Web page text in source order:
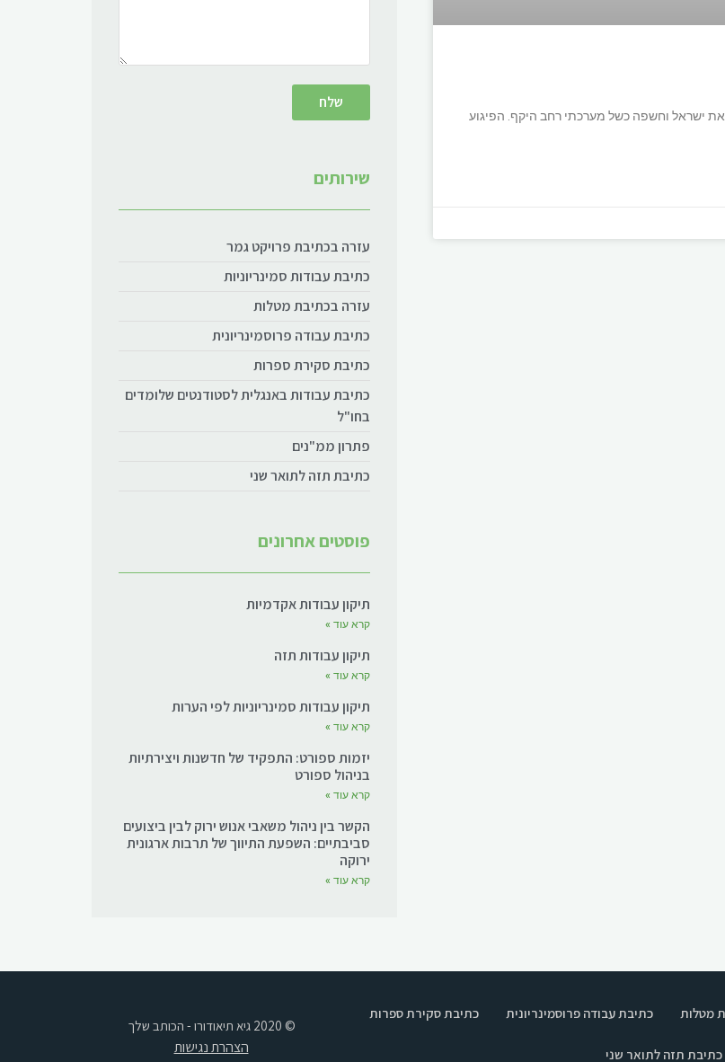
אזוריות מתקפת חמאס ב-7 באוקטובר 2023 הפתיעה את ישראל וחשפה כשל מערכתי רחב היקף. הפיגוע
שירותים
עזרה בכתיבת פרויקט גמר
כתיבת עבודות סמינריוניות
עזרה בכתיבת מטלות
כתיבת עבודה פרוסמינריונית
כתיבת סקירת ספרות
כתיבת עבודות באנגלית לסטודנטים שלומדים
בחו"ל
פתרון ממ"נים
כתיבת תזה לתואר שני
פוסטים אחרונים
תיקון עבודות אקדמיות
קרא עוד »
תיקון עבודות תזה
קרא עוד »
תיקון עבודות סמינריוניות לפי הערות
קרא עוד »
יזמות ספורט: התפקיד של חדשנות ויצירתיות
בניהול ספורט
קרא עוד »
הקשר בין ניהול משאבי אנוש ירוק לבין ביצועים
סביבתיים: השפעת התיווך של תרבות ארגונית
ירוקה
קרא עוד »
מטלות כתיבת עבודה פרוסמינריונית כתיבת סקירת ספרות
כתיבת תזה לתואר שני
© 2020 גיא תיאודורו - הכותב שלך
הצהרת נגישות